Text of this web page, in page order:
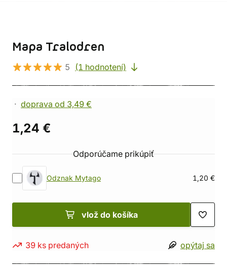
Mapa Tralodren
5 (1 hodnotení)
doprava od 3,49 €
1,24 €
Odporúčame prikúpiť
Odznak Mytago 1,20 €
vlož do košíka
39 ks predaných opýtaj sa